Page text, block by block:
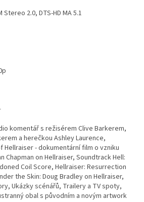
Stereo 2.0, DTS-HD MA 5.1
komentář s režisérem Clive Barkerem,
a herečkou Ashley Laurence,
Hellraiser - dokumentární film o vzniku
Chapman on Hellraiser, Soundtrack Hell:
Coil Score, Hellraiser: Resurrection
the Skin: Doug Bradley on Hellraiser,
Ukázky scénářů, Trailery a TV spoty,
obal s původním a novým artwork